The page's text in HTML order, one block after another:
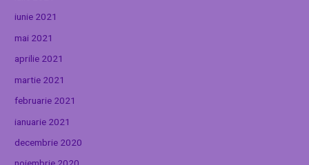
iunie 2021
mai 2021
aprilie 2021
martie 2021
februarie 2021
ianuarie 2021
decembrie 2020